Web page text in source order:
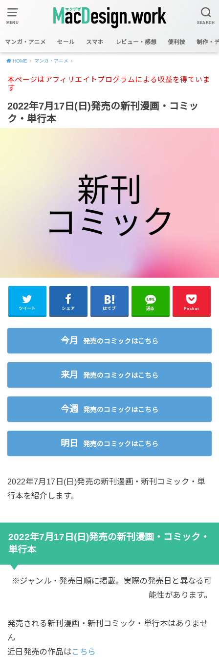
MENU SEARCH
マンガ・アニメ セール スマホ レビュー・感想 便利技 制作・
HOME マンガ・アニメ
本ページはアフィリエイトプログラムによる収益を得ていま
す
2022年7月17日(日)発売の新刊漫画・コミッ
ク・単行本
ツイート シェア はてブ 送る Pocket
今月 発売のコミックはこちら
来月 発売のコミックはこちら
今週 発売のコミックはこちら
明日 発売のコミックはこちら
2022年7月17日(日)発売の新刊漫画・新刊コミック・単
行本を紹介します。
2022年7月17日(日)発売の新刊漫画・コミック・
単行本
※ジャンル・発売日順に掲載。実際の発売日と異なる可
能性があります。
発売される新刊漫画・新刊コミック・単行本はありませ
ん
近日発売の作品はこちら